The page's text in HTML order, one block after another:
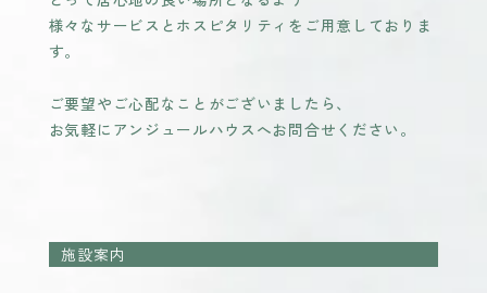
様々なサービスとホスピタリティをご用意しておりま
す。
ご要望やご心配なことがございましたら、
お気軽にアンジュールハウスへお問合せください。
施設案内